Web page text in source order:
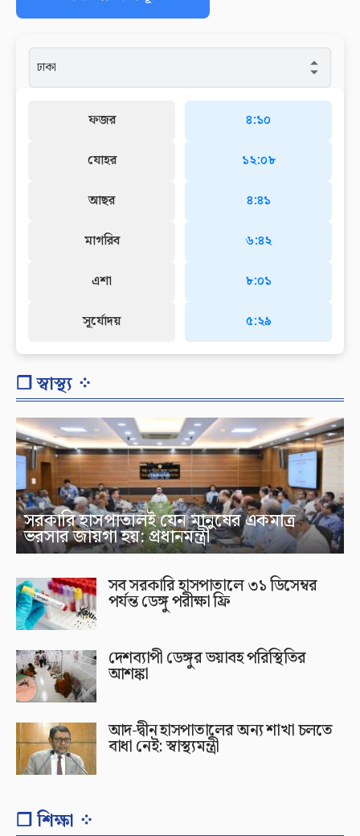
ফজর
যোহর
আছর
মাগরিব
এশা
সূর্যোদয়
৪:১০
১২:০৮
৪:৪১
৬:৪২
৮:০১
৫:২৯
❐ স্বাস্থ্য ⁘
সরকারি হাসপাতালই যেন মানুষের একমাত্র
ভরসার জায়গা হয়: প্রধানমন্ত্রী
সব সরকারি হাসপাতালে ৩১ ডিসেম্বর
পর্যন্ত ডেঙ্গু পরীক্ষা ফ্রি
দেশব্যাপী ডেঙ্গুর ভয়াবহ পরিস্থিতির
আশঙ্কা
আদ-দ্বীন হাসপাতালের অন্য শাখা চলতে
বাধা নেই: স্বাস্থ্যমন্ত্রী
❐ শিক্ষা ⁘